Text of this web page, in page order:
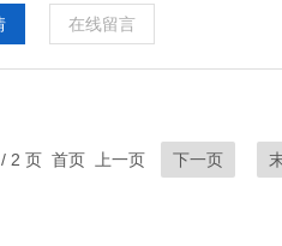
在线留言
/ 2 页 首页 上一页 下一页